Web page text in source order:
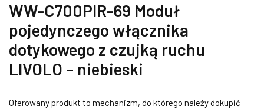
WW-C700PIR-69 Moduł
pojedynczego włącznika
dotykowego z czujką ruchu
LIVOLO – niebieski
Oferowany produkt to mechanizm, do którego należy dokupić